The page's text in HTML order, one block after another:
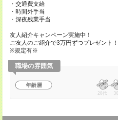
・交通費支給
・時間外手当
・深夜残業手当
友人紹介キャンペーン実施中！
ご友人のご紹介で3万円ずつプレゼント！
※規定有※
職場の雰囲気
年齢層
20代 30